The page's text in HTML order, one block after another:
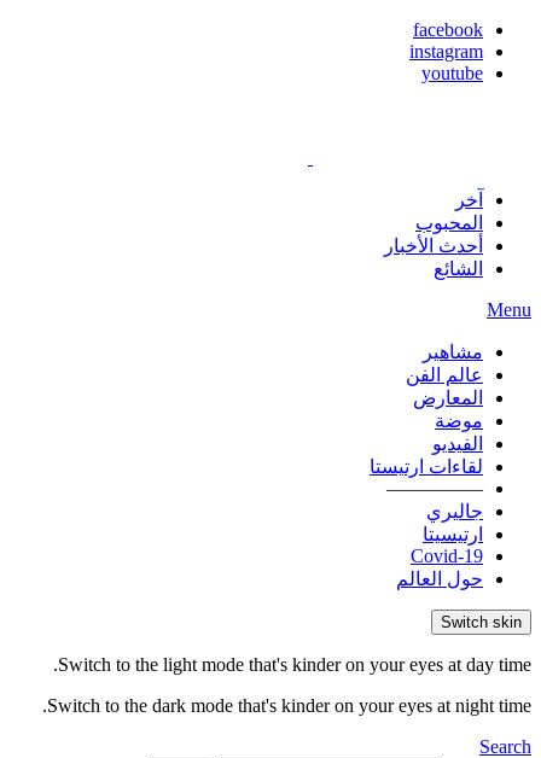
facebook
instagram
youtube
آخر
المحبوب
أحدث الأخبار
الشائع
Menu
مشاهير
عالم الفن
المعارض
موضة
الفيديو
لقاءات ارتيستا
—————
جاليري
ارتيسيتا
Covid-19
حول العالم
Switch skin
Switch to the light mode that's kinder on your eyes at day time.
Switch to the dark mode that's kinder on your eyes at night time.
Search